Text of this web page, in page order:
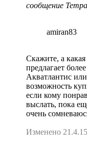
сообщение
amiran83
Скажите, а
предлагает
Акватлантис
возможность
если кому
выслать, пока
очень
Изменено